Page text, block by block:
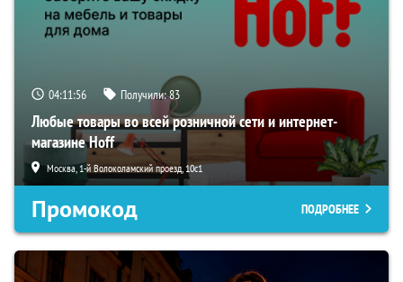
04:11:55 Получили:83
Любые товары во всей розничной сети и интернет-
магазине Hoff
Москва, 1-й Волоколамский проезд, 10с1
Промокод ПОДРОБНЕЕ